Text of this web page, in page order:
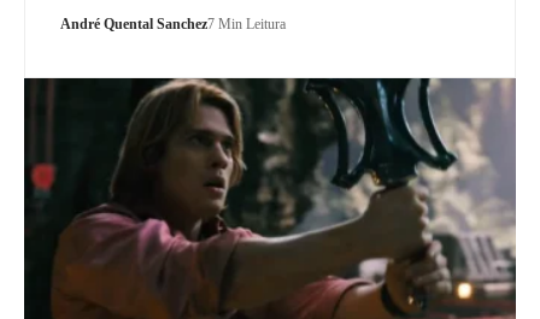
André Quental Sanchez7 Min Leitura